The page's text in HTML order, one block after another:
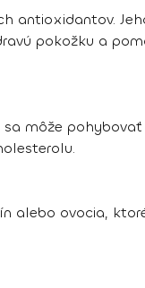
antioxidantov.
pokožku a
môže
alebo ovocia,